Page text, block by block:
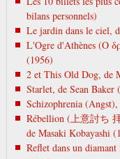
bilans personnels)
Le jardin dans le ciel,
L'Ogre d'Athènes (Ο
(1956)
2 et This Old Dog, de
Starlet, de Sean Baker
Schizophrenia
Rébellion (上意討ち
de Masaki Kobayashi
Reflet dans un